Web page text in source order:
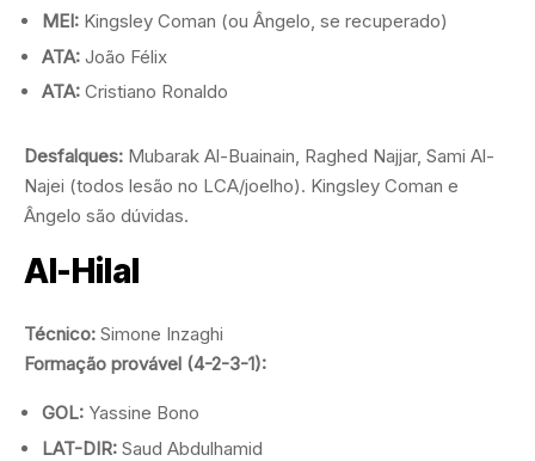
MEI: Kingsley Coman (ou Ângelo, se recuperado)
ATA: João Félix
ATA: Cristiano Ronaldo
Desfalques: Mubarak Al-Buainain, Raghed Najjar, Sami Al-
Najei (todos lesão no LCA/joelho). Kingsley Coman e
Ângelo são dúvidas.
Al-Hilal
Técnico: Simone Inzaghi
Formação provável (4-2-3-1):
GOL: Yassine Bono
LAT-DIR: Saud Abdulhamid